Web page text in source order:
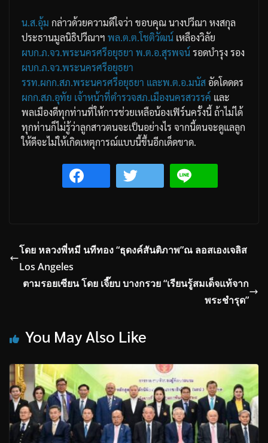
น.ส.อุ้ม กล่าวด้วยความดีใจว่า ขอบคุณ นางปวีณา หงสกุล
ประธานมูลนิธิปวีณาฯ พล.ต.ต.โชติวัฒน์ เหลืองวิลัย
ผบก.ภ.จว.พระนครศรีอยุธยา พ.ต.อ.สุรพจน์รอดบำรุง รอง
ผบก.ภ.จว.พระนครศรีอยุธยา
รรท.ผกก.สภ.พระนครศรีอยุธยา และพ.ต.อ.มนัสอัดโดดดร
ผกก.สภ.อุทัย เจ้าหน้าที่ตำรวจสภ.เมืองนครสวรรค์ และ
พลเมืองดีทุกท่านที่ให้การช่วยเหลือน้องเฟิร์นครั้งนี้ ถ้าไม่ได้
ทุกท่านก็ไม่รู้ว่าลูกสาวตนจะเป็นอย่างไร จากนี้ตนจะดูแลลูก
ให้ดีจะไม่ให้เกิดเหตุการณ์แบบนี้ขึ้นอีกเด็ดขาด.
โดย หลวงพี่หมี นทีทอง “ธุดงค์สันติภาพ”ณ ลอสเองเจลิส
Los Angeles
ตามรอยเซียน โดย เจี๊ยบ บางกรวย “เรียนรู้สมเด็จแท้จาก
พระชำรุด”
You May Also Like